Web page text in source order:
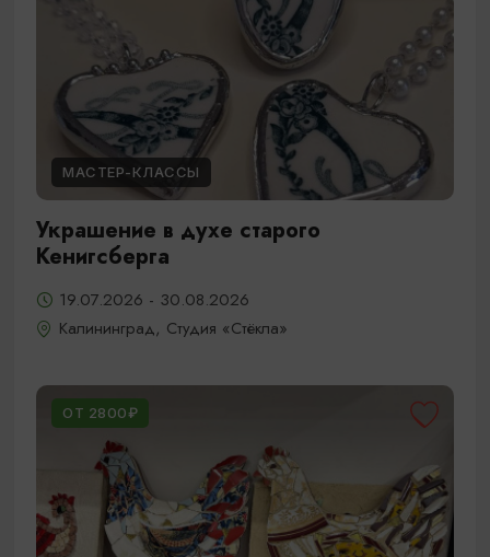
МАСТЕР-КЛАССЫ
Украшение в духе старого
Кенигсберга
19.07.2026 - 30.08.2026
Калининград, Студия «Стёкла»
ОТ 2800₽